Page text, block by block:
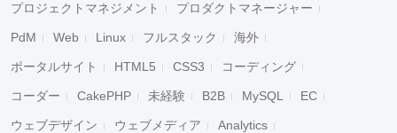
プロジェクトマネジメント プロダクトマネージャー
PdM Web Linux フルスタック 海外
ポータルサイト HTML5 CSS3 コーディング
コーダー CakePHP 未経験 B2B MySQL EC
ウェブデザイン ウェブメディア Analytics